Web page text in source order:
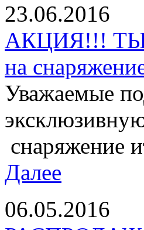
23.06.2016
АКЦИЯ!!!
на
Уважаемые
снаряжение
Далее
06.05.2016